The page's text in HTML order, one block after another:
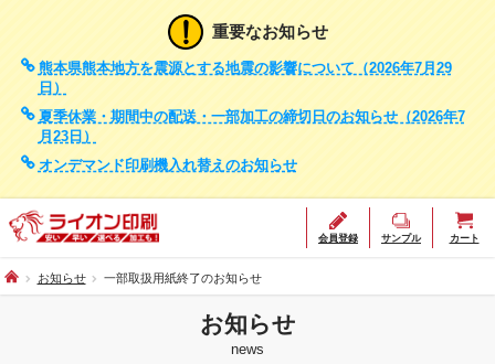
重要なお知らせ
熊本県熊本地方を震源とする地震の影響について（2026年7月29
日）
夏季休業・期間中の配送・一部加工の締切日のお知らせ（2026年7
月23日）
オンデマンド印刷機入れ替えのお知らせ
会員登録 サンプル カート
お知らせ 一部取扱用紙終了のお知らせ
お知らせ
news